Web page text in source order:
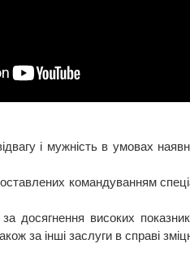
і мужність в умовах
командуванням
досягнення високих
за інші заслуги в справі